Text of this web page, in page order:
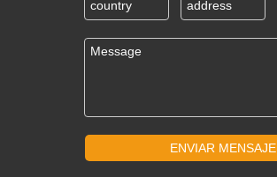
ENVIAR MENSAJE